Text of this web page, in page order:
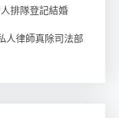
排隊登記結婚
律師真除司法部